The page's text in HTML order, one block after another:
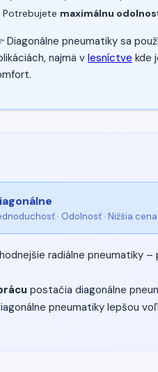
Potrebujete maximálnu
Diagonálne pneumatiky sa
najmä vlesníctve kde
· Odolnosť · Nižšia cena
radiálne pneumatiky –
postačia diagonálne
pneumatiky lepšou